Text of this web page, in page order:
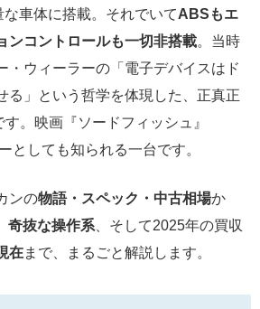
な車体に搭載。それでいてABSもエ
ンコントロールも一切非搭載 。当時
・ウィーラーの「電子デバイスはド
る」という哲学を体現した、正真正
。映画『ソードフィッシュ』
としても知られる一台です。
ンの物語・スペック・中古相場か
奇抜な操作系 、そして2025年の買収
在まで、まるごと解説します。